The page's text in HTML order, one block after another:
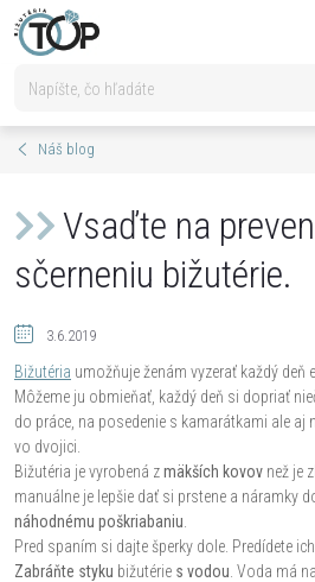
Prejsť
na
Náš blog
Vsaďte na
sčerneniu bižutérie.
3.6.2019
Bižutéria umožňuje ženám vyzerať každý deň
Môžeme ju obmieňať, každý deň si dopriať
do práce, na posedenie s kamarátkami ale aj
vo dvojici.
Bižutéria je vyrobená zmäkších kovov než je
manuálne je lepšie dať si prstene a náramky
náhodnému poškriabaniu
Pred spaním si dajte šperky dole. Predídete
Zabráňte styku bižutérie s vodou . Voda má